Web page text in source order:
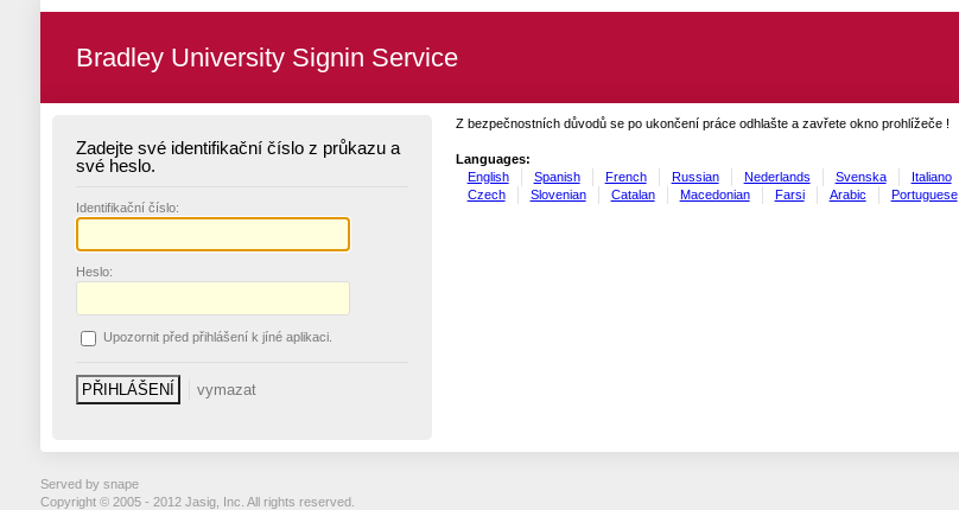
Bradley University Signin Service
Zadejte své identifikační číslo z průkazu a
své heslo.
Identifikační číslo:
Heslo:
Upozornit před přihlášení k jíné aplikaci.
Z bezpečnostních důvodů se po ukončení práce odhlašte a zavřete okno prohlížeče !
Languages:
English
Spanish French Russian Nederlands Svenska Italiano
Czech
Slovenian Catalan Macedonian Farsi Arabic Portuguese
Served by snape
Copyright © 2005 - 2012 Jasig, Inc. All rights reserved.